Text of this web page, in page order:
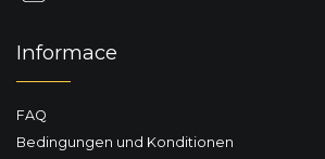
Informace
FAQ
Bedingungen und Konditionen